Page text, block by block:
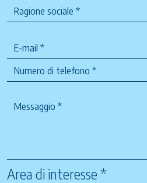
Area di interesse *